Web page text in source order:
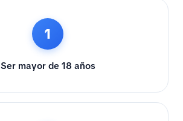
1
Ser mayor de 18 años